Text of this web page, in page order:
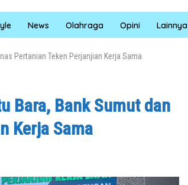
News Olahraga Opini Lainnya
Pertanian Teken Perjanjian Kerja Sama
Bara, Bank Sumut dan
Kerja Sama